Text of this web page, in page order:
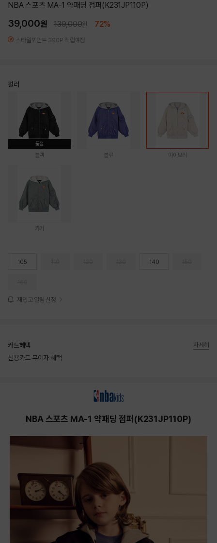
NBA 스포츠 MA-1 약패딩 점퍼(K231JP110P)
39,000원 139,000원 72%
스타일포인트 390P 적립예정
컬러
품절
블랙 블루 아이보리
카키
105 140
재입고 알림 신청
카드혜택
신용카드 무이자 혜택
자세히
NBA 스포츠 MA-1 약패딩 점퍼(K231JP110P)